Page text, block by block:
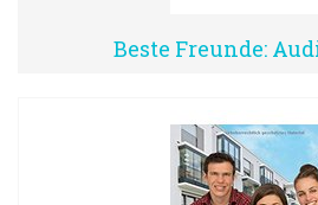
Beste Freunde: